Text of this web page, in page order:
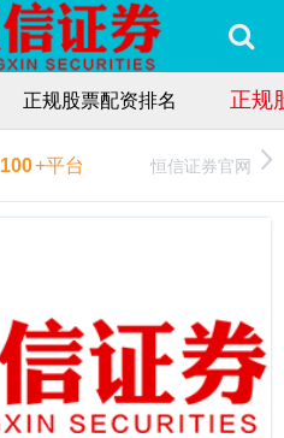
正规股票配资排名 正规
100+平台 恒信证券官网